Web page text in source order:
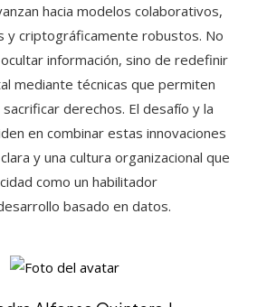
hacia modelos colaborativos,
y criptográficamente robustos. No
información, sino de redefinir
mediante técnicas que permiten
derechos. El desafío y la
en combinar estas innovaciones
y una cultura organizacional que
como un habilitador
basado en datos.